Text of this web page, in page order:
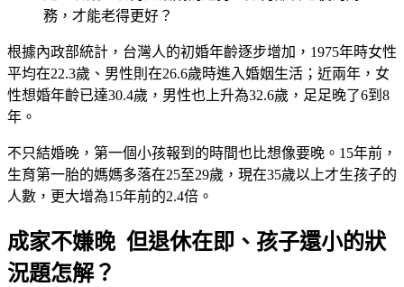
務，才能老得更好？
根據內政部統計，台灣人的初婚年齡逐步增加，1975年時女性
平均在22.3歲、男性則在26.6歲時進入婚姻生活；近兩年，女
性想婚年齡已達30.4歲，男性也上升為32.6歲，足足晚了6到8
年。
不只結婚晚，第一個小孩報到的時間也比想像要晚。15年前，
生育第一胎的媽媽多落在25至29歲，現在35歲以上才生孩子的
人數，更大增為15年前的2.4倍。
成家不嫌晚 但退休在即、孩子還小的狀
況題怎解？